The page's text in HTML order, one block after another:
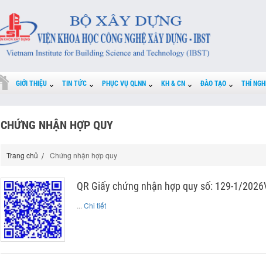
GIỚI THIỆU TIN TỨC PHỤC VỤ QLNN KH & CN ĐÀO TẠO THÍ
CHỨNG NHẬN HỢP QUY
Trang chủ Chứng nhận hợp quy
QR Giấy chứng nhận hợp quy số: 129-1/
... Chi tiết